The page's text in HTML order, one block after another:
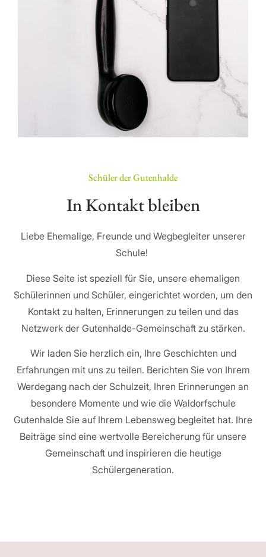
Schüler der Gutenhalde
In Kontakt bleiben
Liebe Ehemalige, Freunde und Wegbegleiter unserer
Schule!
Diese Seite ist speziell für Sie, unsere ehemaligen
Schülerinnen und Schüler, eingerichtet worden, um den
Kontakt zu halten, Erinnerungen zu teilen und das
Netzwerk der Gutenhalde-Gemeinschaft zu stärken.
Wir laden Sie herzlich ein, Ihre Geschichten und
Erfahrungen mit uns zu teilen. Berichten Sie von Ihrem
Werdegang nach der Schulzeit, Ihren Erinnerungen an
besondere Momente und wie die Waldorfschule
Gutenhalde Sie auf Ihrem Lebensweg begleitet hat. Ihre
Beiträge sind eine wertvolle Bereicherung für unsere
Gemeinschaft und inspirieren die heutige
Schülergeneration.